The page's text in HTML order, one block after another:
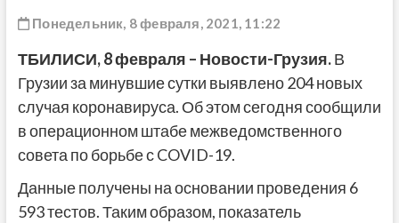
Понедельник, 8 февраля, 2021, 11:22
ТБИЛИСИ, 8 февраля – Новости-Грузия.В
Грузии за минувшие сутки выявлено 204 новых
случая коронавируса. Об этом сегодня сообщили
в операционном штабе межведомственного
совета по борьбе с COVID-19.
Данные получены на основании проведения 6
593 тестов. Таким образом, показатель